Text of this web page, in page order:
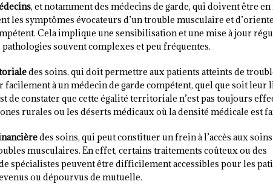
, et notamment des médecins de garde, qui doivent être
les symptômes évocateurs d’un trouble musculaire et
Cela implique une sensibilisation et une mise à jour
pathologies souvent complexes et peu fréquentes.
des soins, qui doit permettre aux patients atteints de
facilement à un médecin de garde compétent, quel que soit leur
de constater que cette égalité territoriale n’est pas toujours
rurales ou les déserts médicaux où la densité médicale est
des soins, qui peut constituer un frein à l’accès aux
musculaires. En effet, certains traitements coûteux ou des
spécialistes peuvent être difficilement accessibles pour les
ou dépourvus de mutuelle.